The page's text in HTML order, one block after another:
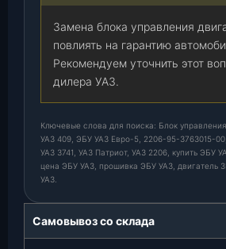
Замена блока управления
повлиять на гарантию
Рекомендуем уточнить этот
дилера УАЗ.
Ключевые слова для поиска: Блок
УАЗ 409, ЭБУ УАЗ Евро-5, 2206-95-3763015-00,
УАЗ 3741, УАЗ Патриот, УАЗ 2206, купить ЭБУ
цена ЭБУ УАЗ, прошивка ЭБУ УАЗ, двигатель
УАЗ.
Самовывоз со склада